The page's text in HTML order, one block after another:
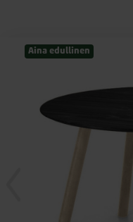
Aina edullinen